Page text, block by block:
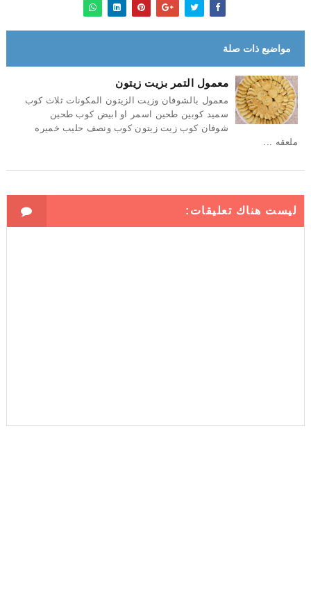
مواضيع ذات صلة
معمول التمر بزيت زيتون
معمول بالشوفان وزيت الزيتون المكونات ثلاث كوب
سميد كوبين طحين اسمر او ابيض كوب طحين
شوفان كوب زيت زيتون كوب ونصف حليب خميره
ملعقه ...
ليست هناك تعليقات: